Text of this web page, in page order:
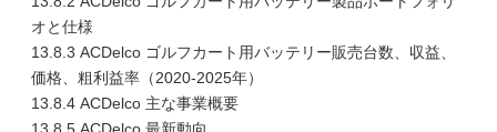
オと仕様
13.8.3 ACDelco ゴルフカート用バッテリー販売台数、収益、
価格、粗利益率（2020-2025年）
13.8.4 ACDelco 主な事業概要